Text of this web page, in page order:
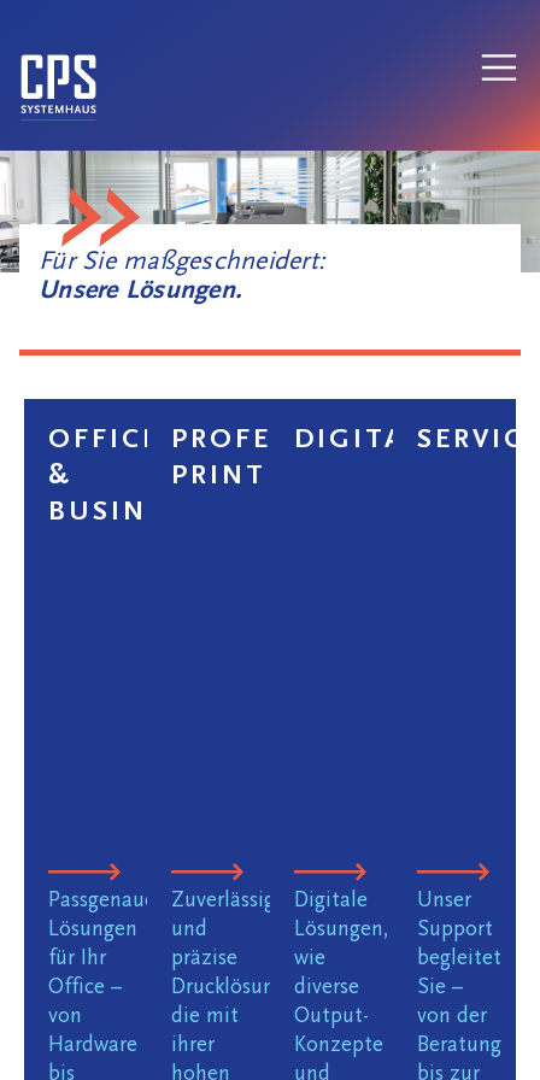
Für Sie maßgeschneidert:
Unsere Lösungen.
OFFICE
&
BUSINESS
Passgenaue
Lösungen
für Ihr
Office –
von
Hardware
bis
PROFESSIONAL
PRINT
Zuverlässige
und
präzise
Drucklösungen,
die mit
ihrer
hohen
Digitale
Lösungen,
wie
diverse
Output-
Konzepte
und
Unser
Support
begleitet
Sie –
von der
Beratung
bis zur